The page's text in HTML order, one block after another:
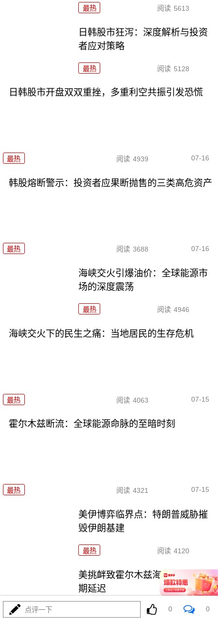
最热 阅读 5613
日韩股市狂泻：深度解析与投资
者应对策略
最热 阅读 5128
日韩股市开盘双双重挫，多重利空共振引发恐慌
最热 阅读 4939 07-16
韩股熔断警示：投资者应果断抛售的三类高危资产
最热 阅读 3688 07-16
海峡交火引爆油价：全球能源市
场的深度震荡
最热 阅读 4946
海峡交火下的民生之痛：当地居民的生存危机
最热 阅读 4063 07-15
霍尔木兹断流：全球能源命脉的至暗时刻
最热 阅读 4321 07-15
美伊博弈临界点：特朗普威胁摧
毁伊朗基建
最热 阅读 4120
美挑衅致霍尔木兹海峡重开无限
期延迟
阅读 3948
点评一下 0 0